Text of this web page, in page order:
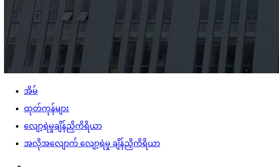
အိမ်
ထုတ်ကုန်များ
လျော့ရဲမှုချိန်ညှိကိရိယာ
အလိုအလျောက် လျော့ရဲမှု ချိန်ညှိကိရိယာ